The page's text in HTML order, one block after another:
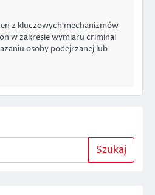
z kluczowych mechanizmów
w zakresie wymiaru criminal
osoby podejrzanej lub
Szukaj